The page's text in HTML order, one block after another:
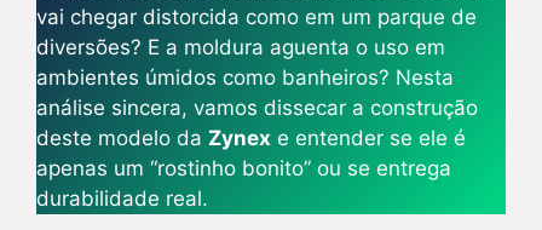
vai chegar distorcida como em um parque de
diversões? E a moldura aguenta o uso em
ambientes úmidos como banheiros? Nesta
análise sincera, vamos dissecar a construção
deste modelo da Zynex e entender se ele é
apenas um “rostinho bonito” ou se entrega
durabilidade real.